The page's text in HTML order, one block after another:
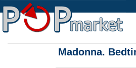
Madonna.